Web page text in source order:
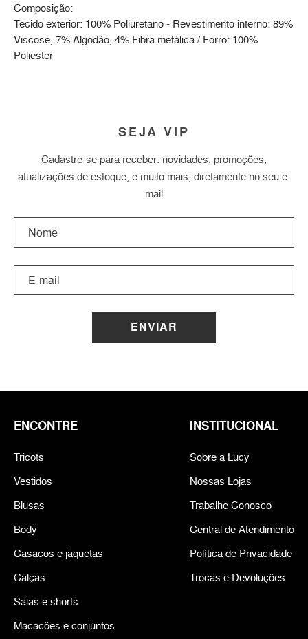
Composição:
Tecido exterior: 100% Poliuretano - Revestimento interno: 89%
Viscose, 7% Algodão, 4% Fibra metálica / Forro: 100%
Poliester
SEJA VIP
Cadastre-se para receber: novidades, promoções,
atualizações de estoque, e muito mais, diretamente no seu e-
mail
ENVIAR
ENCONTRE
Tricots
Vestidos
Blusas
Body
Casacos e jaquetas
Calças
Saias e shorts
Macacões e conjuntos
INSTITUCIONAL
Sobre a Lucy
Nossas Lojas
Trabalhe Conosco
Central de Atendimento
Política de Privacidade
Trocas e Devoluções